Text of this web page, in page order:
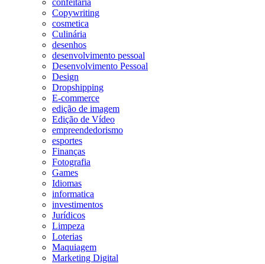
confeitaria
Copywriting
cosmetica
Culinária
desenhos
desenvolvimento pessoal
Desenvolvimento Pessoal
Design
Dropshipping
E-commerce
edição de imagem
Edição de Vídeo
empreendedorismo
esportes
Finanças
Fotografia
Games
Idiomas
informatica
investimentos
Jurídicos
Limpeza
Loterias
Maquiagem
Marketing Digital